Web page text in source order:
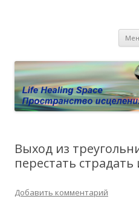
Личный сайт
исцелении
Выход из
перестать
Добавить комментарий